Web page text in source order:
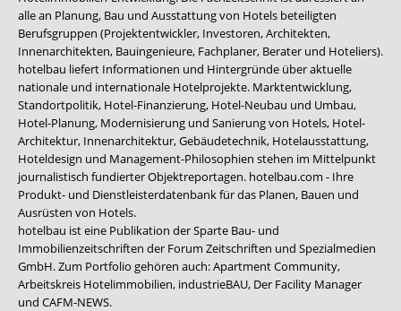
alle an Planung, Bau und Ausstattung von Hotels beteiligten
Berufsgruppen (Projektentwickler, Investoren, Architekten,
Innenarchitekten, Bauingenieure, Fachplaner, Berater und Hoteliers).
hotelbau liefert Informationen und Hintergründe über aktuelle
nationale und internationale Hotelprojekte. Marktentwicklung,
Standortpolitik, Hotel-Finanzierung, Hotel-Neubau und Umbau,
Hotel-Planung, Modernisierung und Sanierung von Hotels, Hotel-
Architektur, Innenarchitektur, Gebäudetechnik, Hotelausstattung,
Hoteldesign und Management-Philosophien stehen im Mittelpunkt
journalistisch fundierter Objektreportagen. hotelbau.com - Ihre
Produkt- und Dienstleisterdatenbank für das Planen, Bauen und
Ausrüsten von Hotels.
hotelbau ist eine Publikation der Sparte Bau- und
Immobilienzeitschriften der Forum Zeitschriften und Spezialmedien
GmbH. Zum Portfolio gehören auch:Apartment Community,
Arbeitskreis Hotelimmobilien, industrieBAU, Der Facility Manager
und CAFM-NEWS.